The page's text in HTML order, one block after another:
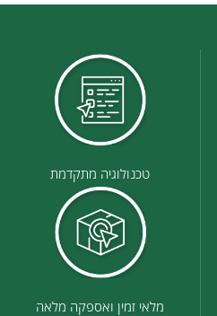
טכנולוגיה מתקדמת
מלאי זמין ואספקה מלאה